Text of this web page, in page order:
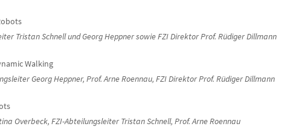
Tristan Schnell und Georg Heppner sowie FZI Direktor Prof. Rüdiger Dillmann
Walking
Georg Heppner, Prof. Arne Roennau, FZI Direktor Prof. Rüdiger Dillmann
Overbeck, FZI-Abteilungsleiter Tristan Schnell, Prof. Arne Roennau